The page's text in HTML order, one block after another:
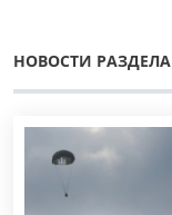
НОВОСТИ РАЗДЕЛА